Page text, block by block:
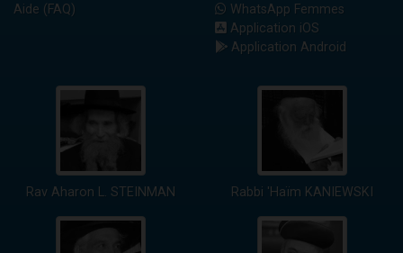
Aide (FAQ)
WhatsApp Femmes
Application iOS
Application Android
Rav Aharon L. STEINMAN Rabbi 'Haïm KANIEWSKI